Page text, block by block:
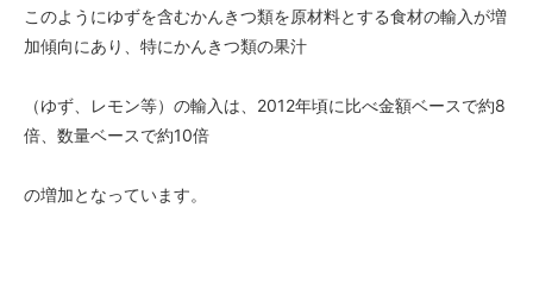
このようにゆずを含むかんきつ類を原材料とする食材の輸入が増
加傾向にあり、特にかんきつ類の果汁
（ゆず、レモン等）の輸入は、2012年頃に比べ金額ベースで約8
倍、数量ベースで約10倍
の増加となっています。